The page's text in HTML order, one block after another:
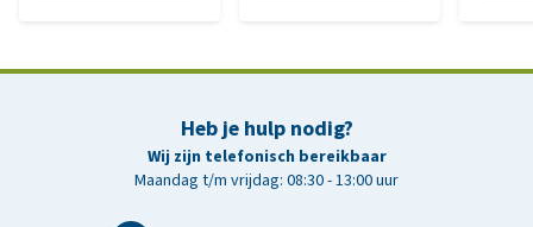
Heb je hulp nodig?
Wij zijn telefonisch bereikbaar
Maandag t/m vrijdag: 08:30 - 13:00 uur